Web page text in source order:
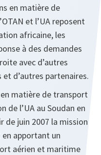
en matière de
et l’UA reposent
africaine, les
à des demandes
avec d’autres
d’autres partenaires.
matière de transport
de l’UA au Soudan en
de juin 2007 la mission
en apportant un
aérien et maritime